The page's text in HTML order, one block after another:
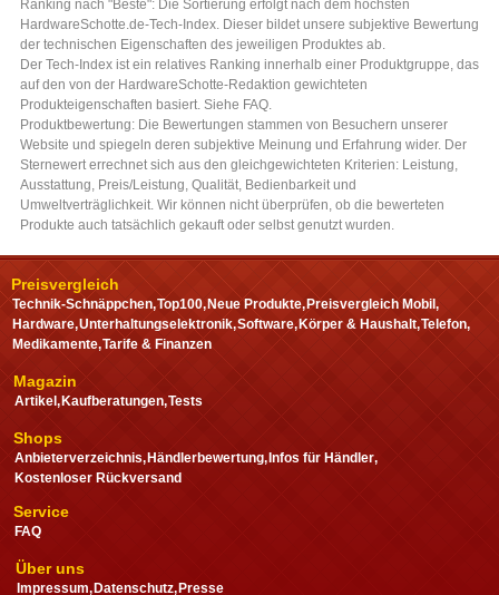
Preisvergleich
Technik-Schnäppchen Top100 Neue Produkte Preisvergleich Mobil
Hardware Unterhaltungselektronik Software Körper & Haushalt Telefon
Medikamente Tarife & Finanzen
Magazin
Artikel Kaufberatungen Tests
Shops
Anbieterverzeichnis Händlerbewertung Infos für Händler
Kostenloser Rückversand
Service
FAQ
Über uns
Impressum Datenschutz Presse